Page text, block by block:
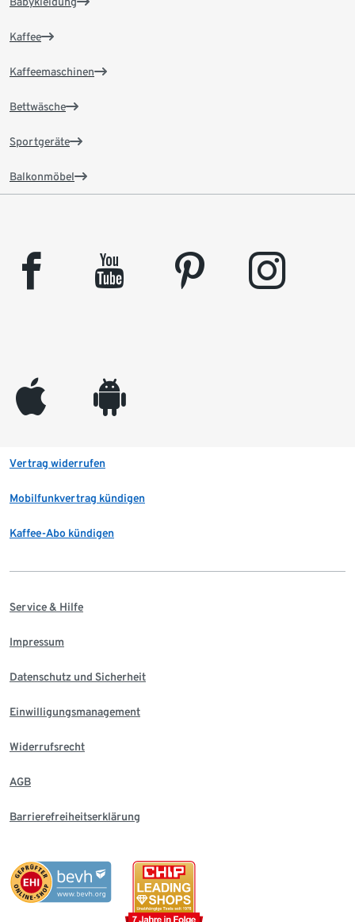
Kaffee
Kaffeemaschinen
Bettwäsche
Sportgeräte
Balkonmöbel
facebook youtube pinterest instagram
appleinc android
Vertrag widerrufen
Mobilfunkvertrag kündigen
Kaffee-Abo kündigen
Service & Hilfe
Impressum
Datenschutz und Sicherheit
Einwilligungsmanagement
Widerrufsrecht
AGB
Barrierefreiheitserklärung